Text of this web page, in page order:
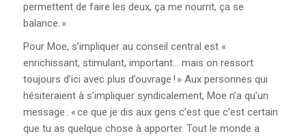
permettent de faire les deux, ça me nourrit, ça se
balance. »
Pour Moe, s’impliquer au conseil central est «
enrichissant, stimulant, important… mais on ressort
toujours d’ici avec plus d’ouvrage ! » Aux personnes qui
hésiteraient à s’impliquer syndicalement, Moe n’a qu’un
message : « ce que je dis aux gens c’est que c’est certain
que tu as quelque chose à apporter. Tout le monde a